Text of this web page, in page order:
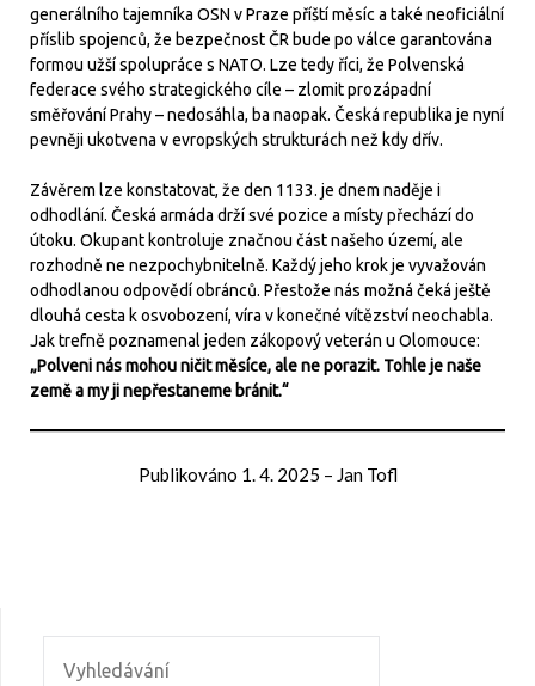
generálního tajemníka OSN v Praze příští měsíc a také neoficiální
příslib spojenců, že bezpečnost ČR bude po válce garantována
formou užší spolupráce s NATO. Lze tedy říci, že Polvenská
federace svého strategického cíle – zlomit prozápadní
směřování Prahy – nedosáhla, ba naopak. Česká republika je nyní
pevněji ukotvena v evropských strukturách než kdy dřív.
Závěrem lze konstatovat, že den 1133. je dnem naděje i
odhodlání. Česká armáda drží své pozice a místy přechází do
útoku. Okupant kontroluje značnou část našeho území, ale
rozhodně ne nezpochybnitelně. Každý jeho krok je vyvažován
odhodlanou odpovědí obránců. Přestože nás možná čeká ještě
dlouhá cesta k osvobození, víra v konečné vítězství neochabla.
Jak trefně poznamenal jeden zákopový veterán u Olomouce:
„Polveni nás mohou ničit měsíce, ale ne porazit. Tohle je naše
země a my ji nepřestaneme bránit.“
Publikováno 1. 4. 2025 – Jan Tofl